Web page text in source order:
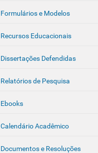
Formulários e Modelos
Recursos Educacionais
Dissertações Defendidas
Relatórios de Pesquisa
Ebooks
Calendário Acadêmico
Documentos e Resoluções